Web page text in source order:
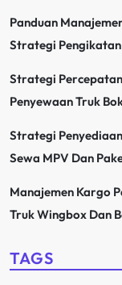
Panduan
Strategi
Strategi
Penyewaan Truk
Strategi
Sewa MPV Dan
Manajemen Kargo
Truk Wingbox Dan
TAGS